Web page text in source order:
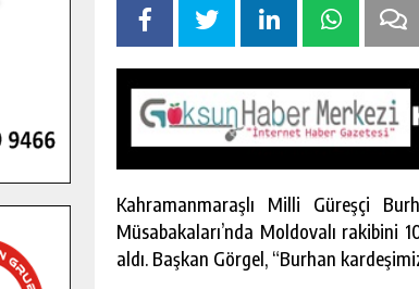
Kahramanmaraşlı Milli Güreşçi
Müsabakaları’nda Moldovalı rakibini
aldı. Başkan Görgel, “Burhan